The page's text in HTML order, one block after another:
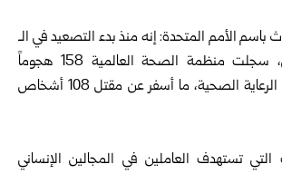
الأمم المتحدة: إنه منذ بدء التصعيد في الـ
2 من آذار ‏الماضي، سجلت منظمة الصحة العالمية 158 هجوماً
إسرائيلياً على مرافق ‏الرعاية الصحية، ما أسفر عن مقتل 108 أشخاص
تستهدف العاملين في المجالين الإنساني